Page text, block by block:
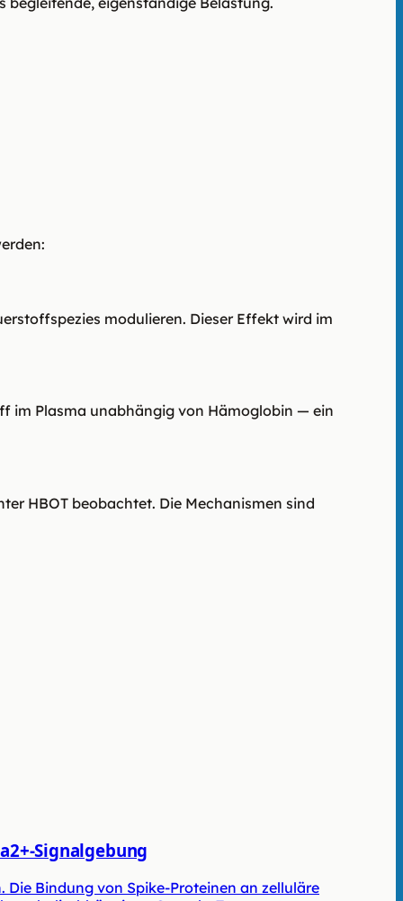
modulieren. Dieser Effekt wird im
im Plasma unabhängig von Hämoglobin — ein
HBOT beobachtet. Die Mechanismen sind
Signalgebung
Bindung von Spike-Proteinen an zelluläre